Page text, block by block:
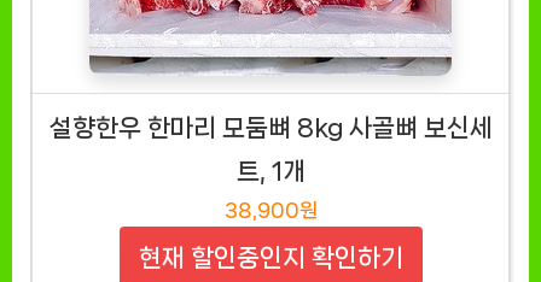
설향한우 한마리 모둠뼈 8kg 사골뼈 보신세
트, 1개
38,900원
현재 할인중인지 확인하기